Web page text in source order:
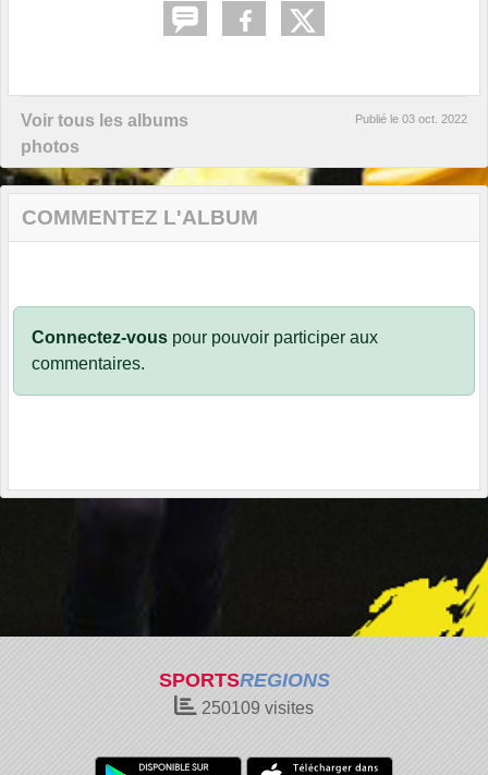
Voir tous les albums
photos
Publié le 03 oct. 2022
COMMENTEZ L'ALBUM
Connectez-vous pour pouvoir participer aux
commentaires.
SPORTSREGIONS
250109 visites